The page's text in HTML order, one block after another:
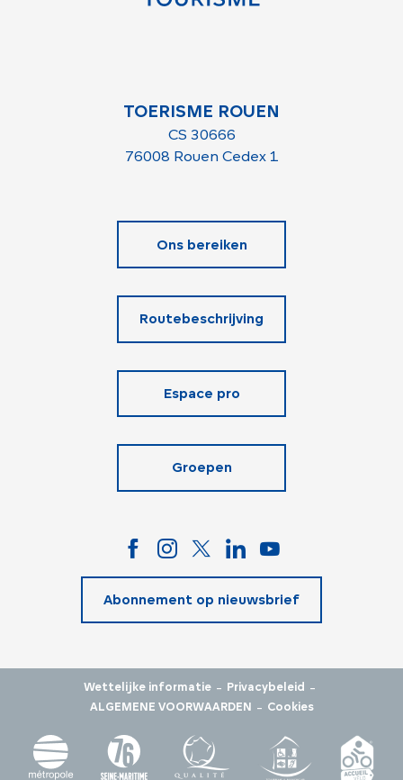
TOERISME ROUEN
CS 30666
76008 Rouen Cedex 1
Ons bereiken
Routebeschrijving
Espace pro
Groepen
Abonnement op nieuwsbrief
Wettelijke informatie - Privacybeleid -
ALGEMENE VOORWAARDEN - Cookies